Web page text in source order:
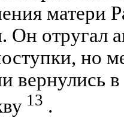
матери
отругал
но
вернулись
13 .